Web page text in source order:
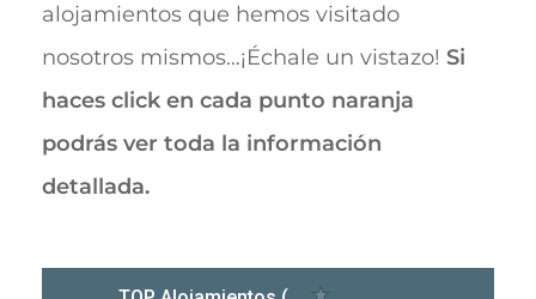
alojamientos que hemos visitado
nosotros mismos…¡Échale un vistazo! Si
haces click en cada punto naranja
podrás ver toda la información
detallada.